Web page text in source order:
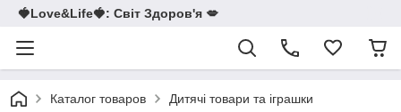
🍓Love&Life🍓: Світ Здоров'я 💋
Каталог товаров Дитячі товари та іграшки